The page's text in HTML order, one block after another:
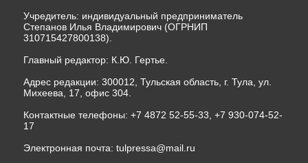
Учредитель: индивидуальный предприниматель
Степанов Илья Владимирович (ОГРНИП
310715427800138).
Главный редактор: К.Ю. Гертье.
Адрес редакции: 300012, Тульская область, г. Тула, ул.
Михеева, 17, офис 304.
Контактные телефоны: +7 4872 52-55-33, +7 930-074-52-
17
Электронная почта: tulpressa@mail.ru